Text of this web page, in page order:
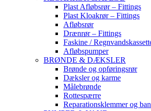
Plast Afløbsrør – Fittings
Plast Kloakrør – Fittings
Afløbsrør
Drænrør – Fittings
Faskine /
Afløbspumper
BRØNDE & DÆKSLER
Brønde og opføringsrør
Dæksler og karme
Målebrønde
Rottespærre
Reparationsklemmer og